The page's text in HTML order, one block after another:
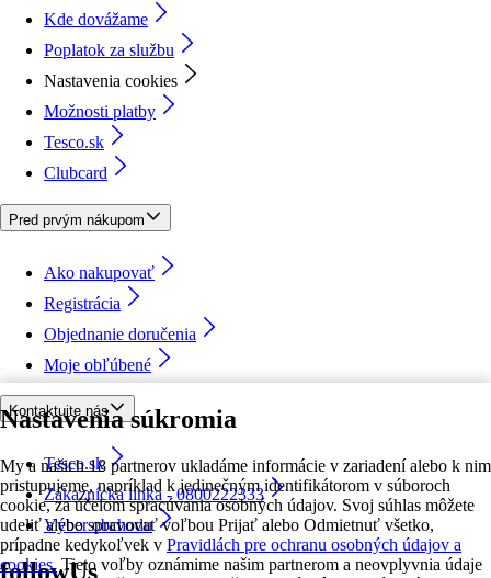
Nastavenia súkromia
My a našich 18 partnerov ukladáme informácie v zariadení alebo k nim
pristupujeme, napríklad k jedinečným identifikátorom v súboroch
cookie, za účelom spracúvania osobných údajov. Svoj súhlas môžete
udeliť alebo spravovať voľbou Prijať alebo Odmietnuť všetko,
prípadne kedykoľvek v Pravidlách pre ochranu osobných údajov a
cookies. Tieto voľby oznámime našim partnerom a neovplyvnia údaje
Kde dovážame
Poplatok za službu
Nastavenia cookies
Možnosti platby
Tesco.sk
Clubcard
Pred prvým nákupom
Ako nakupovať
Registrácia
Objednanie doručenia
Moje obľúbené
Kontaktujte nás
Tesco.sk
Zákaznícka linka - 0800222333
Výber obchodu
followUs